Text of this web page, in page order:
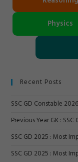
Physics
Recent Posts
SSC GD Constable
Previous Year GK :
SSC GD 2025 : Most
SSC GD 2025 : Most